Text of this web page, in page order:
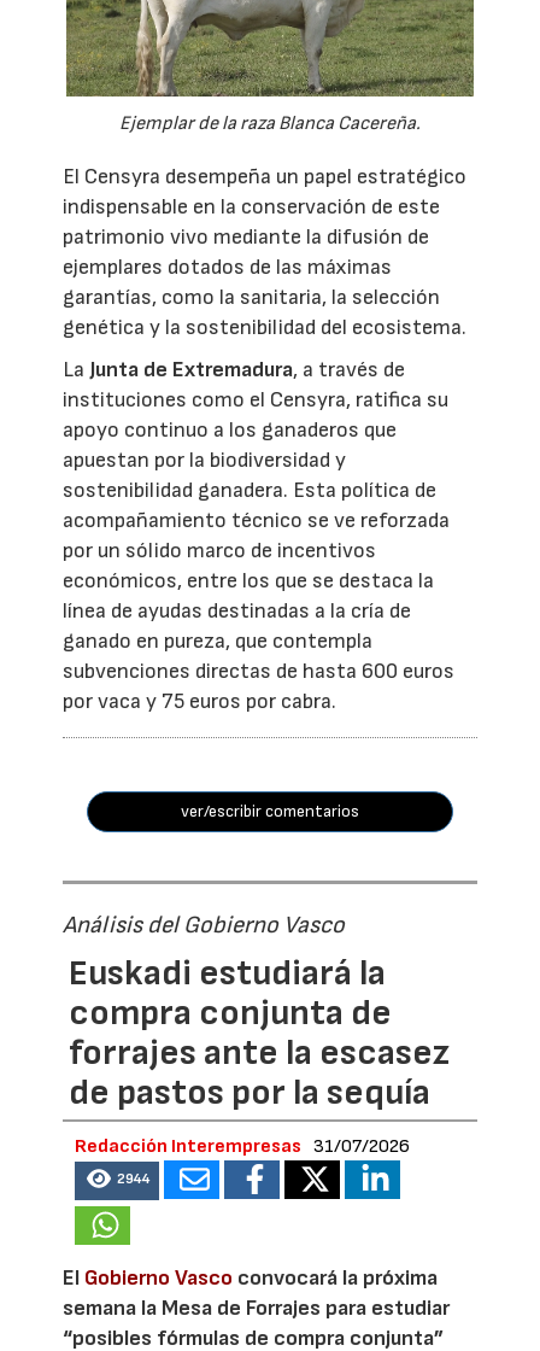
Ejemplar de la raza Blanca Cacereña.
El Censyra desempeña un papel estratégico
indispensable en la conservación de este
patrimonio vivo mediante la difusión de
ejemplares dotados de las máximas
garantías, como la sanitaria, la selección
genética y la sostenibilidad del ecosistema.
La Junta de Extremadura, a través de
instituciones como el Censyra, ratifica su
apoyo continuo a los ganaderos que
apuestan por la biodiversidad y
sostenibilidad ganadera. Esta política de
acompañamiento técnico se ve reforzada
por un sólido marco de incentivos
económicos, entre los que se destaca la
línea de ayudas destinadas a la cría de
ganado en pureza, que contempla
subvenciones directas de hasta 600 euros
por vaca y 75 euros por cabra.
ver/escribir comentarios
Análisis del Gobierno Vasco
Euskadi estudiará la
compra conjunta de
forrajes ante la escasez
de pastos por la sequía
Redacción Interempresas 31/07/2026
2944
El Gobierno Vasco convocará la próxima
semana la Mesa de Forrajes para estudiar
“posibles fórmulas de compra conjunta”